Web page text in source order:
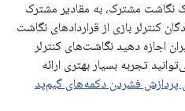
نگاشت مشترک، به مقادیر مشترک
کنترلر بازی از قراردادهای نگاشت
اجازه دهید نگاشت‌های کنترلر
تجربه بسیار بهتری ارائه
فشردن دکمه‌های گیم‌پد